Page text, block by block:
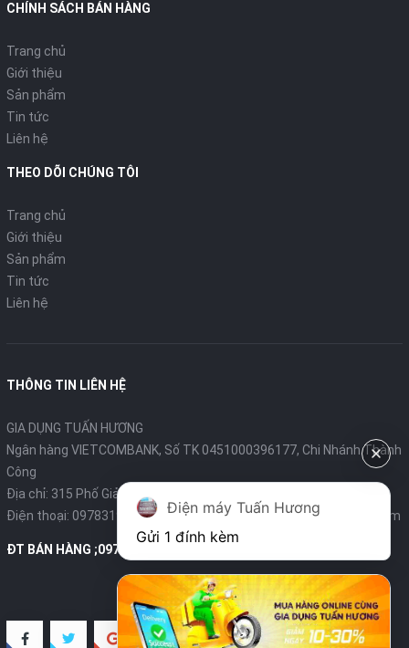
Giữ ấm tối đa: 12 giờ
Hẹn Giờ Nấu: 1 - 12 giờ
Lòng Nồi Phủ Chống Dính: Poly-Flon
Tay Cầm Nồi Con Không Nóng: Có
Sách hướng dẫn: Có
Cốc đong gạo; Có
Muỗng nhựa: Có
Dây điện nồi cơm điện: Rút tự động
CHÍNH SÁCH BÁN HÀNG
Trang chủ
Giới thiệu
Sản phẩm
Tin tức
Liên hệ
THEO DÕI CHÚNG TÔI
Trang chủ
Giới thiệu
Sản phẩm
Tin tức
Liên hệ
THÔNG TIN LIÊN HỆ
GIA DỤNG TUẤN HƯƠNG
Ngân hàng VIETCOMBANK, Số TK 0451000396177, Chi Nhánh Thành
Công
Địa chỉ: 315 Phố Giảng Võ - Ba Đình - Hà Nội
Điện thoại: 0978319375- Email:diengiadungtuanhuong@gmail.com
ĐT BÁN HÀNG ;0978319375
Điện máy Tuấn Hương
Gửi 1 đính kèm